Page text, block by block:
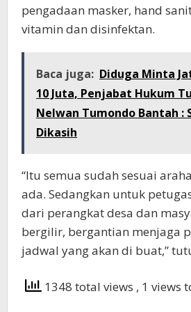
pengadaan masker, hand
vitamin dan disinfektan.
Baca juga: Diduga Minta
10 Juta, Penjabat Hukum
Nelwan Tumondo Bantah :
Dikasih
“Itu semua sudah sesuai
ada. Sedangkan untuk
dari perangkat desa dan
bergilir, bergantian menjaga
jadwal yang akan di buat,”
1348 total views , 1 views